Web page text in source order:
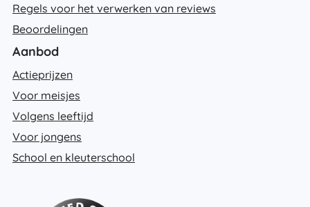
Regels voor het verwerken van reviews
Beoordelingen
Aanbod
Actieprijzen
Voor meisjes
Volgens leeftijd
Voor jongens
School en kleuterschool